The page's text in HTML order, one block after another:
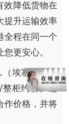
效降低货物在
提升运输效率
全程在同一个
更安心。
（埃塞俄比亚
柜约价。这
作价格，并将